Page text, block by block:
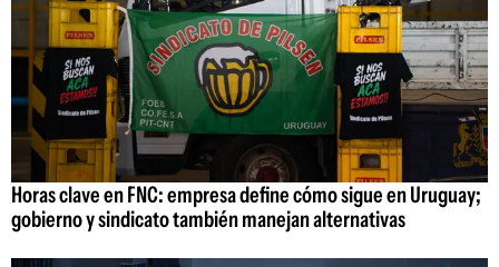
Horas clave en FNC: empresa define cómo sigue en Uruguay;
gobierno y sindicato también manejan alternativas